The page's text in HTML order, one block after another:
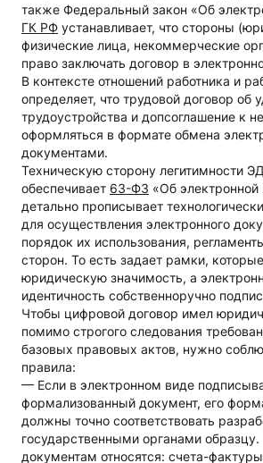
также Федеральный закон «Об
ГК РФ устанавливает, что стороны
физические лица, некоммерческие
право заключать договор в
В контексте отношений работника и
определяет, что трудовой договор об
трудоустройства и допсоглашение к
оформляться в формате обмена
документами.
Техническую сторону легитимности
обеспечивает 63-ФЗ «Об электронной
детально прописывает
для осуществления электронного
порядок их использования,
сторон. То есть задает рамки,
юридическую значимость, а
идентичность собственноручно
Чтобы цифровой договор имел
помимо строгого следования
базовых правовых актов, нужно
правила:
— Если в электронном виде
формализованный документ, его
должны точно соответствовать
государственными органами
документам относятся: счета-